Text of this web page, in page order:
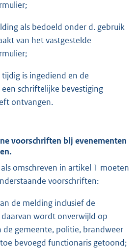
als bedoeld onder d. gebruik
van het vastgestelde
is ingediend en de
schriftelijke bevestiging
ontvangen.
voorschriften bij evenementen
omschreven in artikel 1 moeten
voorschriften:
de melding inclusief de
daarvan wordt onverwijld op
de gemeente, politie, brandweer
bevoegd functionaris getoond;